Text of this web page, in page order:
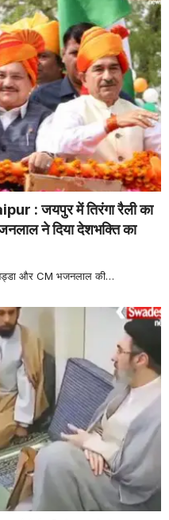
: जयपुर में तिरंगा रैली का
ने दिया देशभक्ति का
और CM भजनलाल की…